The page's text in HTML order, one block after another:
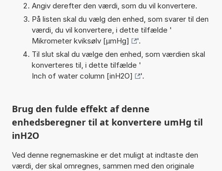
Angiv derefter den værdi, som du vil konvertere.
På listen skal du vælg den enhed, som svarer til den
værdi, du vil konvertere, i dette tilfælde '
Mikrometer kviksølv [µmHg]
'.
Til slut skal du vælge den enhed, som værdien skal
konverteres til, i dette tilfælde '
Inch of water column [inH2O]
'.
Brug den fulde effekt af denne
enhedsberegner til at konvertere umHg til
inH2O
Ved denne regnemaskine er det muligt at indtaste den
værdi, der skal omregnes, sammen med den originale